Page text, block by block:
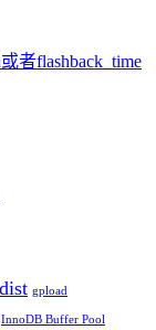
者flashback_time
gpload
InnoDB Buffer Pool